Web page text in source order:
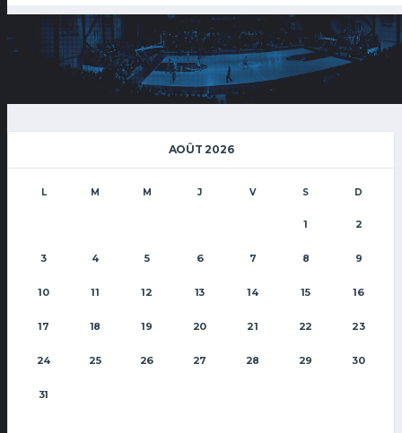
AOÛT 2026
L M M J V S D
1 2
3 4 5 6 7 8 9
10 11 12 13 14 15 16
17 18 19 20 21 22 23
24 25 26 27 28 29 30
31